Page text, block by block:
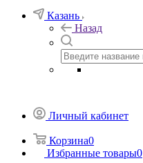
Казань
Назад
Личный кабинет
Корзина0
Избранные товары0